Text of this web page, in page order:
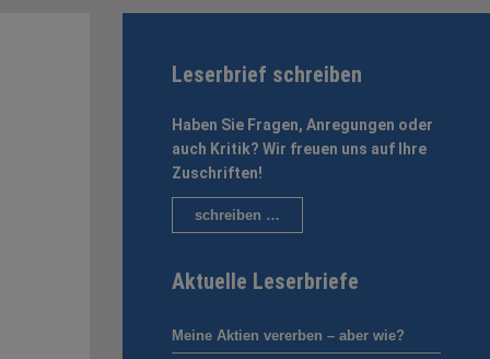
Leserbrief schreiben
Haben Sie Fragen, Anregungen oder
auch Kritik? Wir freuen uns auf Ihre
Zuschriften!
schreiben …
Aktuelle Leserbriefe
Meine Aktien vererben – aber wie?